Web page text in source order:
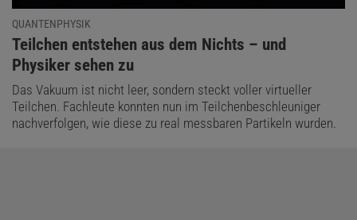
QUANTENPHYSIK
:
Teilchen entstehen aus dem Nichts – und
Physiker sehen zu
Das Vakuum ist nicht leer, sondern steckt voller virtueller
Teilchen. Fachleute konnten nun im Teilchenbeschleuniger
nachverfolgen, wie diese zu real messbaren Partikeln wurden.